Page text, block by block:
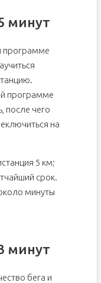
минут
программе
программе
после чего
на
5 км;
срок.
минуты
минут
бега и